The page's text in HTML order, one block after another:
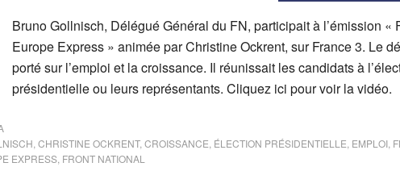
Bruno Gollnisch, Délégué Général du FN, participait à l’émission «
Europe Express » animée par Christine Ockrent, sur France 3. Le
porté sur l’emploi et la croissance. Il réunissait les candidats à
présidentielle ou leurs représentants. Cliquez ici pour voir la vidéo.
CHRISTINE OCKRENT, CROISSANCE ÉLECTION PRÉSIDENTIELLE EMPLOI
EXPRESS FRONT NATIONAL